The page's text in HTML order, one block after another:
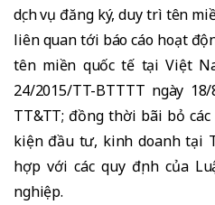
dịch vụ đăng ký, duy trì tên
liên quan tới báo cáo hoạt
tên miền quốc tế tại Việt
24/2015/TT-BTTTT ngày
TT&TT; đồng thời bãi bỏ
kiện đầu tư, kinh doanh tại
hợp với các quy định của
nghiệp.